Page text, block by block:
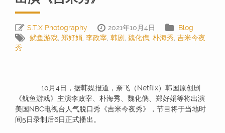
S.T.X Photography 2021年10月4日
Blog
鱿鱼游戏, 郑好娟, 李政宰, 韩剧 , 魏化儁, 朴海秀, 吉米今夜
秀
10月4日，据韩媒报道，奈飞（Netflix）韩国原创剧
《鱿鱼游戏》主演李政宰、朴海秀、魏化儁、郑好娟等将出演
美国NBC电视台人气脱口秀《吉米今夜秀》，节目将于当地时
间5日录制后6日正式播出。